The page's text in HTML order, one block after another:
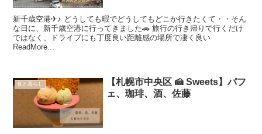
新千歳空港✈︎♪ どうしても暇でどうしてもどこか行きたくて・・そん
な日に、新千歳空港に行ってきました🚗 旅行の行き帰りで行くだけ
ではなく、ドライブにも丁度良い距離感の場所で凄く良い
ReadMore...
食と暮らし
【札幌市中央区 🍰 Sweets】パフ
ェ、珈琲、酒、佐藤